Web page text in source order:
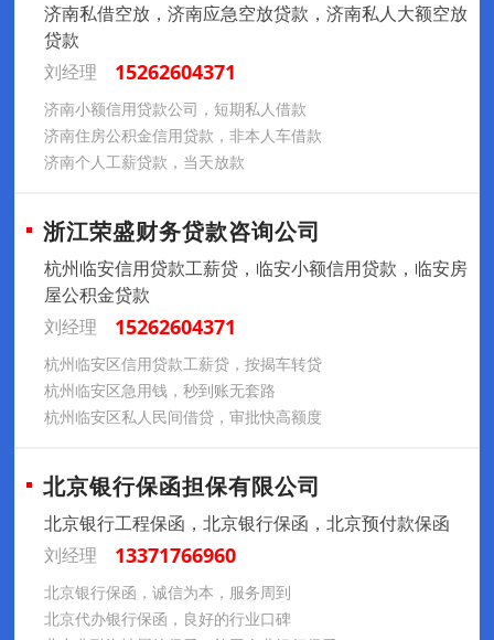
济南私借空放，济南应急空放贷款，济南私人大额空放
贷款
刘经理
15262604371
济南小额信用贷款公司，短期私人借款
济南住房公积金信用贷款，非本人车借款
济南个人工薪贷款，当天放款
浙江荣盛财务贷款咨询公司
杭州临安信用贷款工薪贷，临安小额信用贷款，临安房
屋公积金贷款
刘经理
15262604371
杭州临安区信用贷款工薪贷，按揭车转贷
杭州临安区急用钱，秒到账无套路
杭州临安区私人民间借贷，审批快高额度
北京银行保函担保有限公司
北京银行工程保函，北京银行保函，北京预付款保函
刘经理
13371766960
北京银行保函，诚信为本，服务周到
北京代办银行保函，良好的行业口碑